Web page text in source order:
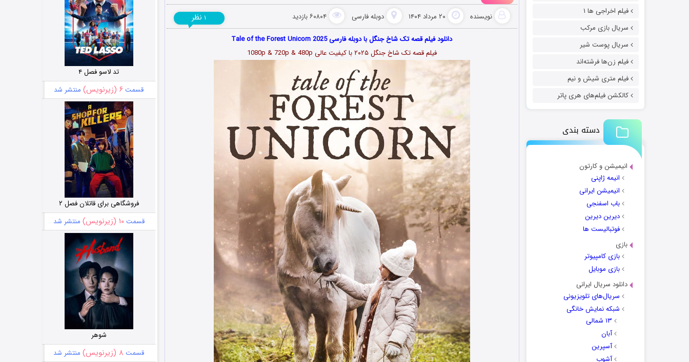
فیلم اخراجی ها ۱
سریال بازی مرکب
سریال پوست شیر
فیلم زن‌ها فرشته‌اند
فیلم متری شیش و نیم
کالکشن فیلم‌های هری پاتر
دسته بندی
انیمیشن و کارتون
انیمه ژاپنی
انیمیشن ایرانی
باب اسفنجی
دیرین دیرین
فوتبالیست ها
بازی
بازی کامپیوتر
بازی موبایل
دانلود سریال ایرانی
سریال‌های تلویزیونی
شبکه نمایش خانگی
۱۳ شمالی
آبان
آسپرین
آشوب
نویسنده ۲۰ مرداد ۱۴۰۴ دوبله فارسی ۶۰۸۰۴ بازدید ۱ نظر
دانلود فیلم قصه تک شاخ جنگل با دوبله فارسی Tale of the Forest Unicorn 2025
فیلم قصه تک شاخ جنگل ۲۰۲۵ با کیفیت عالی 1080p & 720p & 480p
تد لاسو فصل ۴
قسمت ۶ (زیرنویس) منتشر شد
فروشگاهی برای قاتلان فصل ۲
قسمت۱۰ (زیرنویس) منتشر شد
شوهر
قسمت ۸ (زیرنویس) منتشر شد